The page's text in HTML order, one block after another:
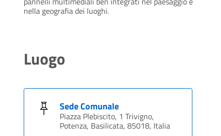
nella geografia dei luoghi.
Luogo
Sede Comunale
Piazza Plebiscito, 1 Trivigno,
Potenza, Basilicata, 85018, Italia